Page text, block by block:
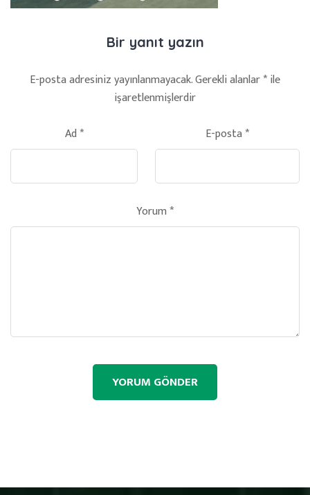
Bir yanıt yazın
E-posta adresiniz yayınlanmayacak.Gerekli alanlar*ile
işaretlenmişlerdir
Ad* E-posta*
Yorum*